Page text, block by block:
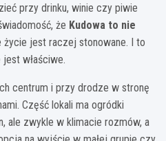
przy drinku, winie czy piwie
że Kudowa to nie
życie jest raczej stonowane. I to
właściwe.
centrum i przy drodze w stronę
Część lokali ma ogródki
ale zwykle w klimacie rozmów, a